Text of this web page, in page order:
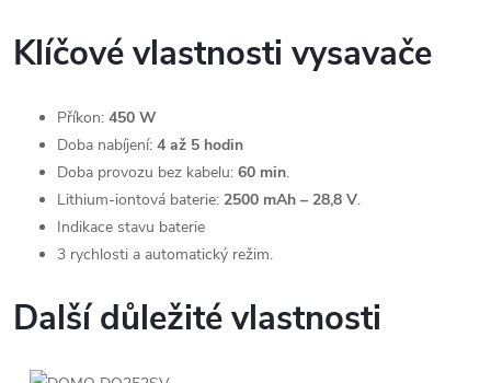
Klíčové vlastnosti vysavače
Příkon: 450 W
Doba nabíjení: 4 až 5 hodin
Doba provozu bez kabelu: 60 min.
Lithium-iontová baterie: 2500 mAh – 28,8 V.
Indikace stavu baterie
3 rychlosti a automatický režim.
Další důležité vlastnosti